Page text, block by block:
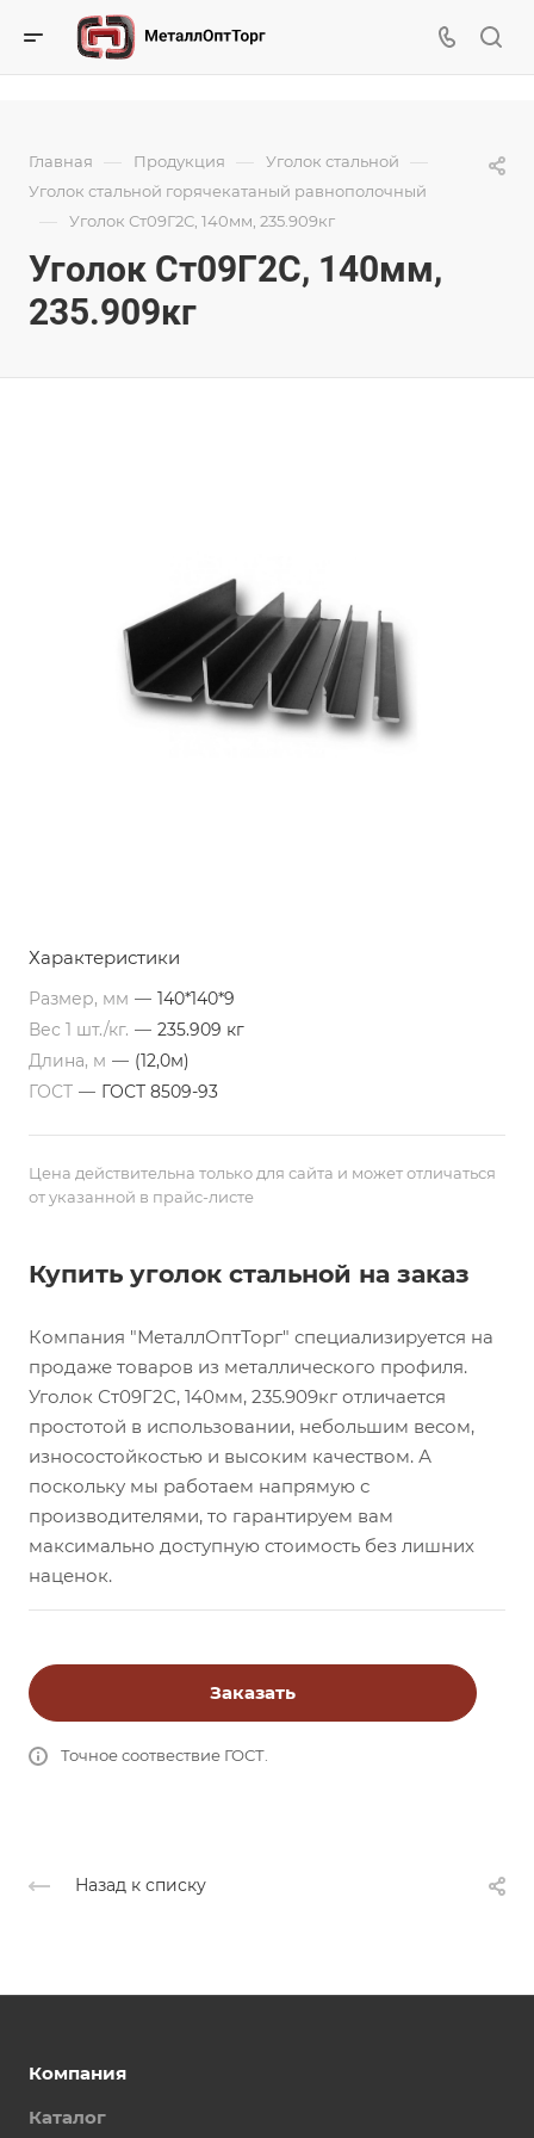
Главная — Продукция — Уголок стальной —
Уголок стальной горячекатаный равнополочный
— Уголок Ст09Г2С, 140мм, 235.909кг
Уголок Ст09Г2С, 140мм,
235.909кг
Характеристики
Размер, мм — 140*140*9
Вес 1 шт./кг. — 235.909 кг
Длина, м — (12,0м)
ГОСТ — ГОСТ 8509-93
Цена действительна только для сайта и может отличаться
от указанной в прайс-листе
Купить уголок стальной на заказ
Компания "МеталлОптТорг" специализируется на
продаже товаров из металлического профиля.
Уголок Ст09Г2С, 140мм, 235.909кг отличается
простотой в использовании, небольшим весом,
износостойкостью и высоким качеством. А
поскольку мы работаем напрямую с
производителями, то гарантируем вам
максимально доступную стоимость без лишних
наценок.
Заказать
Точное соотвествие ГОСТ.
Назад к списку
Компания
Каталог